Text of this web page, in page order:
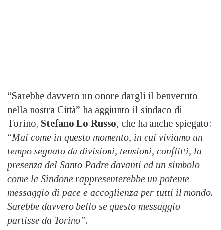
“Sarebbe davvero un onore dargli il benvenuto
nella nostra Città” ha aggiunto il sindaco di
Torino, Stefano Lo Russo, che ha anche spiegato:
“Mai come in questo momento, in cui viviamo un
tempo segnato da divisioni, tensioni, conflitti, la
presenza del Santo Padre davanti ad un simbolo
come la Sindone rappresenterebbe un potente
messaggio di pace e accoglienza per tutti il mondo.
Sarebbe davvero bello se questo messaggio
partisse da Torino”.